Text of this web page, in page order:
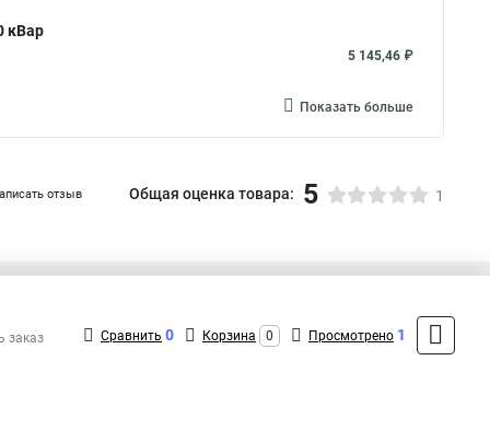
кВар
5 145,46 ₽
Показать больше
отзыв Общая оценка товара: 5 1
+7 (495) 432-09-09
MAX: +7 (936) 148-00-15
заказ Сравнить 0 Корзина 0 Просмотрено 1